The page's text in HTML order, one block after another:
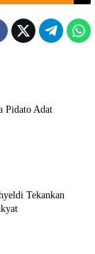
Pidato Adat
Tekankan